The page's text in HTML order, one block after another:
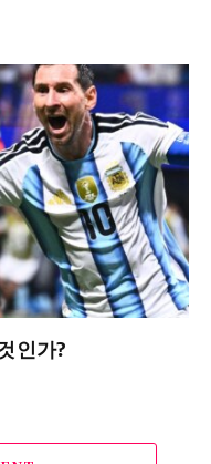
인가?